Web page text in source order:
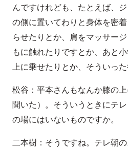
んですけれども、たとえば、
の側に置いてわりと身体を密
らせたりとか、肩をマッサー
もに触れたりですとか、あと
上に乗せたりとか、そういった
松谷：平本さんもなんか膝の
聞いた）。そういうときにテ
の場にはいないものですか。
二本樹：そうですね。テレ朝